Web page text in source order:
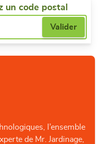
un code postal
l’ensemble
de Mr. Jardinage,